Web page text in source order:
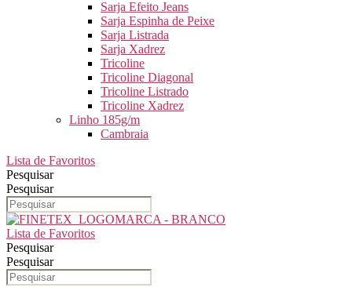
Sarja Efeito Jeans
Sarja Espinha de Peixe
Sarja Listrada
Sarja Xadrez
Tricoline
Tricoline Diagonal
Tricoline Listrado
Tricoline Xadrez
Linho 185g/m
Cambraia
Lista de Favoritos
Pesquisar
Pesquisar
Lista de Favoritos
Pesquisar
Pesquisar